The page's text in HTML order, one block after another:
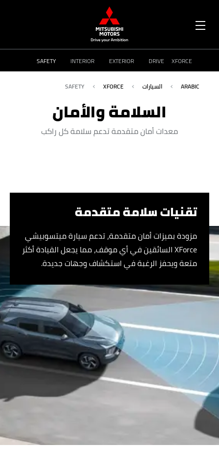
MENU
XFORCE
DRIVE
EXTERIOR
INTERIOR
SAFETY
ARABIC السيارات XFORCE
SAFETY
السلامة والأمان
معدات أمان متقدمة تدعم سلامة كل راكب
تقنيات سلامة متقدمة
مزودة بميزات أمان متقدمة، تدعم سيارة ميتسوبيشي
XForce السائقين في أي موقف، مما يجعل القيادة أكثر
متعة ويحفز الرغبة في استكشاف وجهات جديدة.